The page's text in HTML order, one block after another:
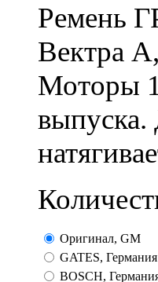
Ремень
Вектра
Моторы
Оригинал, GM
GATES, Германия
BOSCH,